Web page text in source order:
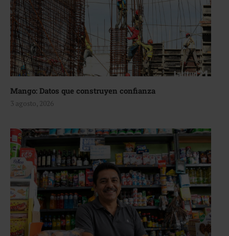
Mango: Datos que construyen confianza
3 agosto, 2026